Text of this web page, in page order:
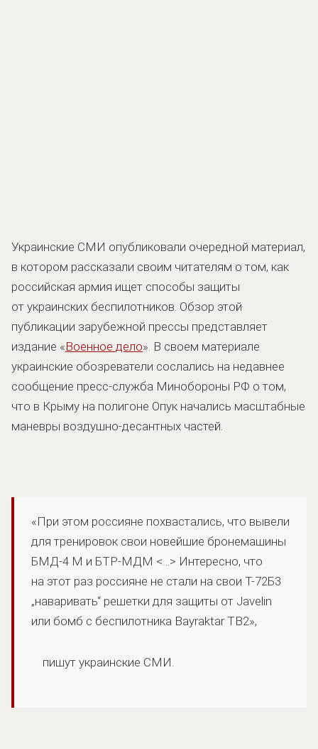
Украинские СМИ опубликовали очередной материал,
в котором рассказали своим читателям о том, как
российская армия ищет способы защиты
от украинских беспилотников. Обзор этой
публикации зарубежной прессы представляет
издание «Военное дело». В своем материале
украинские обозреватели сослались на недавнее
сообщение пресс-служба Минобороны РФ о том,
что в Крыму на полигоне Опук начались масштабные
маневры воздушно-десантных частей.
«При этом россияне похвастались, что вывели
для тренировок свои новейшие бронемашины
БМД-4 М и БТР-МДМ <…> Интересно, что
на этот раз россияне не стали на свои Т-72Б3
„наваривать“ решетки для защиты от Javelin
или бомб с беспилотника Bayraktar TB2»,
пишут украинские СМИ.